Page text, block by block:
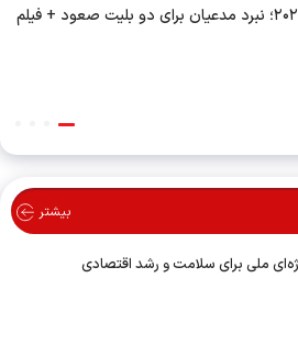
بیشتر
ملی برای سلامت و رشد اقتصادی